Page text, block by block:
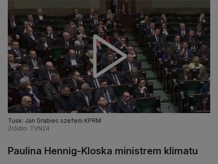
Tusk: Jan Grabiec szefem KPRM
Źródło: TVN24
Paulina Hennig-Kloska ministrem klimatu